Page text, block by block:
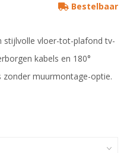
Bestelbaar
stijlvolle vloer-tot-plafond tv-
kabels en 180°
zonder muurmontage-optie.